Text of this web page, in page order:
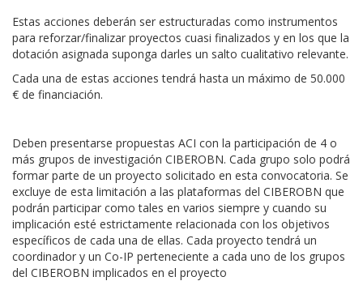
Estas acciones deberán ser estructuradas como instrumentos
para reforzar/finalizar proyectos cuasi finalizados y en los que la
dotación asignada suponga darles un salto cualitativo relevante.
Cada una de estas acciones tendrá hasta un máximo de 50.000
€ de financiación.
Deben presentarse propuestas ACI con la participación de 4 o
más grupos de investigación CIBEROBN. Cada grupo solo podrá
formar parte de un proyecto solicitado en esta convocatoria. Se
excluye de esta limitación a las plataformas del CIBEROBN que
podrán participar como tales en varios siempre y cuando su
implicación esté estrictamente relacionada con los objetivos
específicos de cada una de ellas. Cada proyecto tendrá un
coordinador y un Co-IP perteneciente a cada uno de los grupos
del CIBEROBN implicados en el proyecto